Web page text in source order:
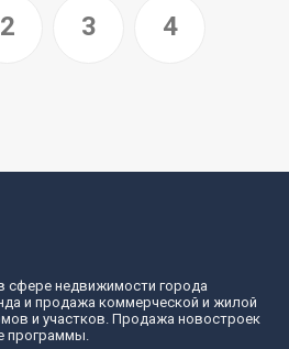
2 3 4
сфере недвижимости города
и продажа коммерческой и жилой
и участков. Продажа новостроек
программы.